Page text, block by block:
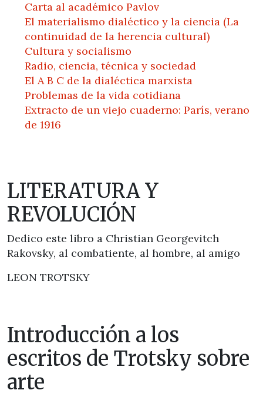
Carta al académico Pavlov
El materialismo dialéctico y la ciencia (La
continuidad de la herencia cultural)
Cultura y socialismo
Radio, ciencia, técnica y sociedad
El A B C de la dialéctica marxista
Problemas de la vida cotidiana
Extracto de un viejo cuaderno: París, verano
de 1916
LITERATURA Y
REVOLUCIÓN
Dedico este libro a Christian Georgevitch
Rakovsky, al combatiente, al hombre, al amigo
LEON TROTSKY
Introducción a los
escritos de Trotsky sobre
arte